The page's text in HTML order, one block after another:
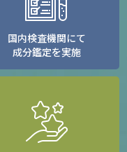
国内検査機関にて
成分鑑定を実施